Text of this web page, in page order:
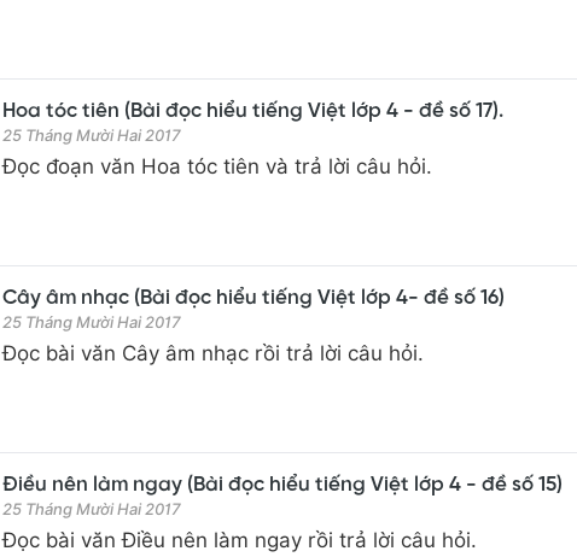
Hoa tóc tiên (Bài đọc hiểu tiếng Việt lớp 4 - đề số 17).
25 Tháng Mười Hai 2017
Đọc đoạn văn Hoa tóc tiên và trả lời câu hỏi.
Cây âm nhạc (Bài đọc hiểu tiếng Việt lớp 4- đề số 16)
25 Tháng Mười Hai 2017
Đọc bài văn Cây âm nhạc rồi trả lời câu hỏi.
Điều nên làm ngay (Bài đọc hiểu tiếng Việt lớp 4 - đề số 15)
25 Tháng Mười Hai 2017
Đọc bài văn Điều nên làm ngay rồi trả lời câu hỏi.